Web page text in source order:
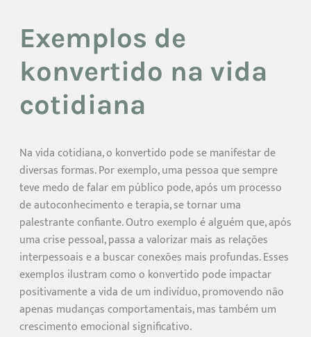
Exemplos de
konvertido na vida
cotidiana
Na vida cotidiana, o konvertido pode se manifestar de
diversas formas. Por exemplo, uma pessoa que sempre
teve medo de falar em público pode, após um processo
de autoconhecimento e terapia, se tornar uma
palestrante confiante. Outro exemplo é alguém que, após
uma crise pessoal, passa a valorizar mais as relações
interpessoais e a buscar conexões mais profundas. Esses
exemplos ilustram como o konvertido pode impactar
positivamente a vida de um indivíduo, promovendo não
apenas mudanças comportamentais, mas também um
crescimento emocional significativo.